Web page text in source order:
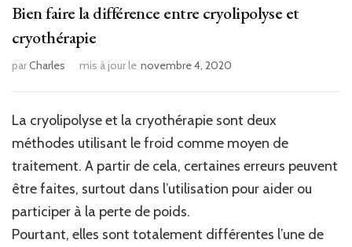
Bien faire la différence entre cryolipolyse et
cryothérapie
parCharles mis à jour le novembre 4, 2020
La cryolipolyse et la cryothérapie sont deux
méthodes utilisant le froid comme moyen de
traitement. A partir de cela, certaines erreurs peuvent
être faites, surtout dans l’utilisation pour aider ou
participer à la perte de poids.
Pourtant, elles sont totalement différentes l’une de